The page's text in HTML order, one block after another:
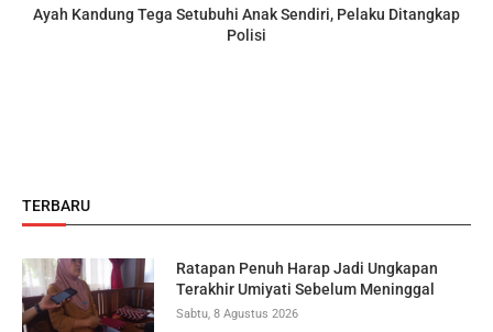
Ayah Kandung Tega Setubuhi Anak Sendiri, Pelaku Ditangkap
Polisi
TERBARU
Ratapan Penuh Harap Jadi Ungkapan
Terakhir Umiyati Sebelum Meninggal
Sabtu, 8 Agustus 2026